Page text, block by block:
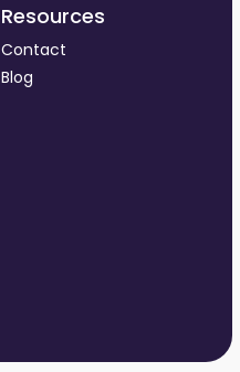
Resources
Contact
Blog